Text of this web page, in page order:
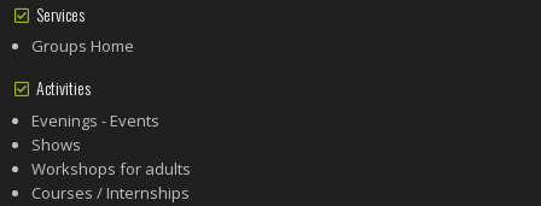
Services
Groups Home
Activities
Evenings - Events
Shows
Workshops for adults
Courses / Internships